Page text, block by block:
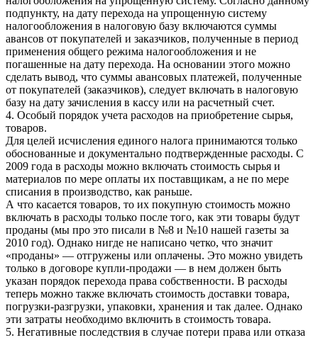
подпункту, на дату перехода на упрощенную систему
налогообложения в налоговую базу включаются суммы
авансов от покупателей и заказчиков, полученные в период
применения общего режима налогообложения и не
погашенные на дату перехода. На основании этого можно
сделать вывод, что суммы авансовых платежей, полученные
от покупателей (заказчиков), следует включать в налоговую
базу на дату зачисления в кассу или на расчетный счет.
4. Особый порядок учета расходов на приобретение сырья,
товаров.
Для целей исчисления единого налога принимаются только
обоснованные и документально подтвержденные расходы. С
2009 года в расходы можно включать стоимость сырья и
материалов по мере оплаты их поставщикам, а не по мере
списания в производство, как раньше.
А что касается товаров, то их покупную стоимость можно
включать в расходы только после того, как эти товары будут
проданы (мы про это писали в №8 и №10 нашей газеты за
2010 год). Однако нигде не написано четко, что значит
«проданы» — отгружены или оплачены. Это можно увидеть
только в договоре купли-продажи — в нем должен быть
указан порядок перехода права собственности. В расходы
теперь можно также включать стоимость доставки товара,
погрузки-разгрузки, упаковки, хранения и так далее. Однако
эти затраты необходимо включить в стоимость товара.
5. Негативные последствия в случае потери права или отказа